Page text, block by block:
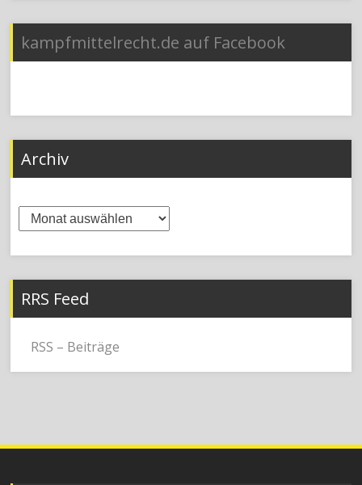
kampfmittelrecht.de auf Facebook
Archiv
Archiv
RRS Feed
RSS – Beiträge